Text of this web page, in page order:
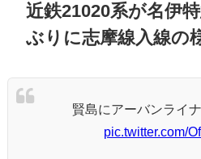
近鉄21020系が名伊
ぶりに志摩線入線の
賢島にアーバンライ
pic.twitter.com/